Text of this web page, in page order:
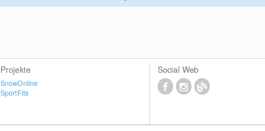
Projekte
SnowOnline
SportFits
Social Web